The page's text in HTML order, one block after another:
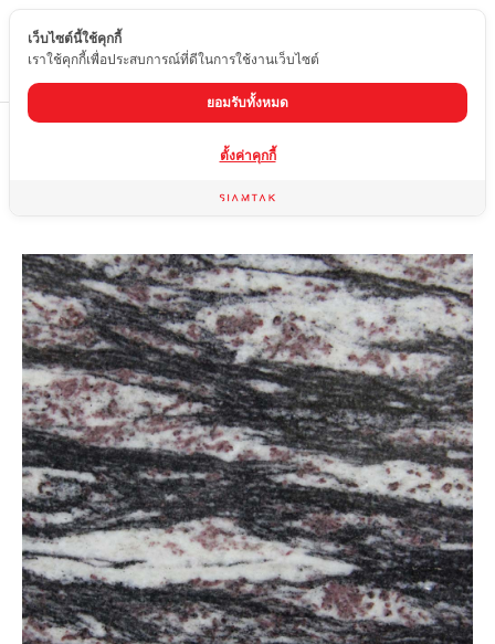
TH
หินแกรนิต
เว็บไซต์นี้ใช้คุกกี้
เราใช้คุกกี้เพื่อประสบการณ์ที่ดีในการใช้งานเว็บไซต์
ยอมรับทั้งหมด
ตั้งค่าคุกกี้